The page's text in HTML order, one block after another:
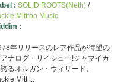
: SOLID ROOTS(Neth)/
Mitttoo Music
:
年リリースのレア作品が待望の
ナログ・リイシュー!ジャマイカ
るオルガン・ウィザード、
Mitt ...